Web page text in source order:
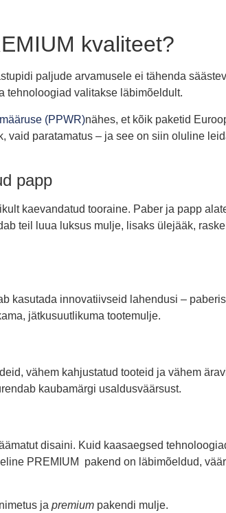
kvaliteet?
paljude arvamusele ei tähenda
tehnoloogiad valitakse läbimõeldult.
(PPWR)nähes, et kõik paketid
paratamatus – ja see on siin oluline
papp
kaevandatud tooraine. Paber ja papp
teil luua luksus mulje, lisaks ülejääk,
kasutada innovatiivseid lahendusi –
jätkusuutlikuma tootemulje.
vähem kahjustatud tooteid ja vähem
kaubamärgi usaldusväärsust.
disaini. Kuid kaasaegsed
PREMIUM pakend on läbimõeldud,
ja premium pakendi mulje.